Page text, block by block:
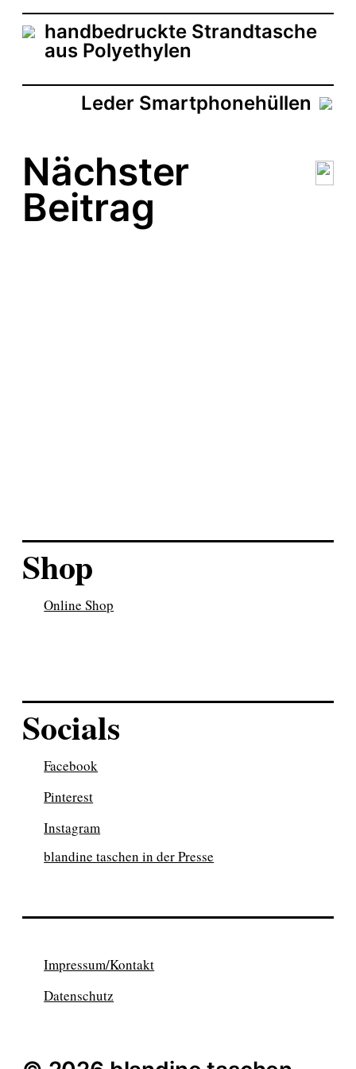
t
u
handbedruckte Strandtasche
aus Polyethylen
Leder Smartphonehüllen
Nächster
Beitrag
Shop
Online Shop
Socials
Facebook
Pinterest
Instagram
blandine taschen in der Presse
Impressum/Kontakt
Datenschutz